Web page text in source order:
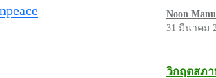
Noon
31 มีนาคม
วิกฤตสภ